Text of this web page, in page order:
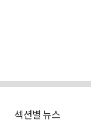
섹션별 뉴스